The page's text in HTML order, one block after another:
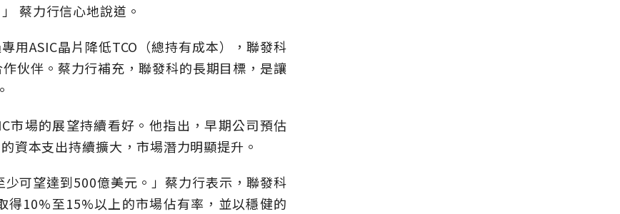
蔡力行信心地說道。
用ASIC晶片降低TCO（總持有成本），聯發科
伙伴。蔡力行補充，聯發科的長期目標，是讓
市場的展望持續看好。他指出，早期公司預估
資本支出持續擴大，市場潛力明顯提升。
少可望達到500億美元。」蔡力行表示，聯發科
得10%至15%以上的市場佔有率，並以穩健的